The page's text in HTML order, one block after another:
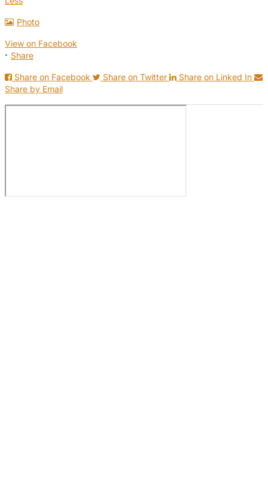
Photo
View on Facebook
· Share
Share on Facebook Share on Twitter
Share on Linked In
Share by Email